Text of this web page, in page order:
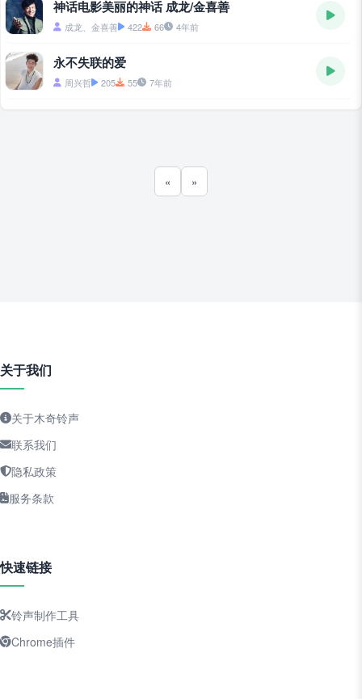
神话电影美丽的神话 成龙/金喜善
成龙、金喜善 422 66 4年前
永不失联的爱
周兴哲 205 55 7年前
« »
关于我们
关于木奇铃声
联系我们
隐私政策
服务条款
快速链接
铃声制作工具
Chrome插件